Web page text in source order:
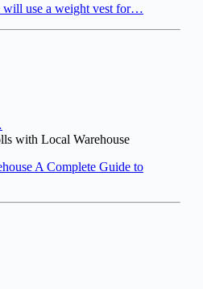
will use a weight vest for…
with Local Warehouse
A Complete Guide to